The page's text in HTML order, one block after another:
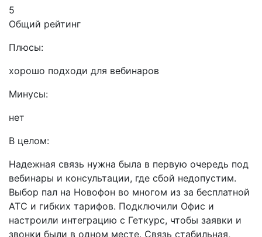
5
Общий рейтинг
Плюсы:
хорошо подходи для вебинаров
Минусы:
нет
В целом:
Надежная связь нужна была в первую очередь под
вебинары и консультации, где сбой недопустим.
Выбор пал на Новофон во многом из за бесплатной
АТС и гибких тарифов. Подключили Офис и
настроили интеграцию с Геткурс, чтобы заявки и
звонки были в одном месте. Связь стабильная,